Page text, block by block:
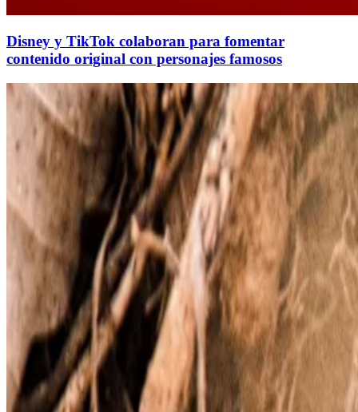
Disney y TikTok colaboran para fomentar
contenido original con personajes famosos